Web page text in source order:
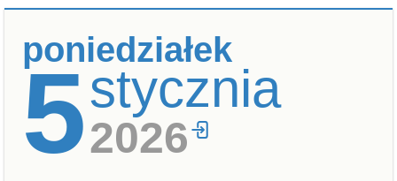
poniedziałek
5stycznia
2026